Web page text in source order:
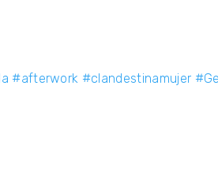
#afterwork #clandestinamujer